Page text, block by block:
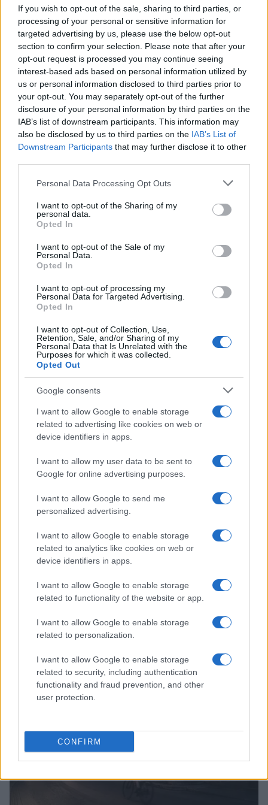
If you wish to opt-out of the sale, sharing to third parties, or
processing of your personal or sensitive information for
targeted advertising by us, please use the below opt-out
section to confirm your selection. Please note that after your
opt-out request is processed you may continue seeing
interest-based ads based on personal information utilized by
us or personal information disclosed to third parties prior to
your opt-out. You may separately opt-out of the further
disclosure of your personal information by third parties on the
IAB’s list of downstream participants. This information may
also be disclosed by us to third parties on the IAB’s List of
Downstream Participants that may further disclose it to other
Please note that this website/app uses one or more Google
not limited to your visit or usage behaviour. You may click to
grant or deny consent to Google and its third-party tags to
use your data for below specified purposes in below Google
consent section.
Personal Data Processing Opt Outs
I want to opt-out of the Sharing of my
personal data.
Opted In
I want to opt-out of the Sale of my
Personal Data.
Opted In
I want to opt-out of processing my
Personal Data for Targeted Advertising.
Opted In
I want to opt-out of Collection, Use,
Retention, Sale, and/or Sharing of my
Personal Data that Is Unrelated with the
Purposes for which it was collected.
Opted Out
Google consents
I want to allow Google to enable storage
related to advertising like cookies on web or
device identifiers in apps.
I want to allow my user data to be sent to
Google for online advertising purposes.
I want to allow Google to send me
personalized advertising.
I want to allow Google to enable storage
related to analytics like cookies on web or
device identifiers in apps.
I want to allow Google to enable storage
related to functionality of the website or app.
I want to allow Google to enable storage
related to personalization.
I want to allow Google to enable storage
related to security, including authentication
functionality and fraud prevention, and other
user protection.
CONFIRM
metriche può fare la differenza tra un successo e
un fallimento al box office. È fondamentale che i
marketer stiano attenti a ogni dettaglio,
analizzando i dati per capire cosa funziona e cosa
può essere migliorato.
In conclusione, Superman (2025) non è solo un
film, ma un evento che ha il potere di riunire le
persone. Con un messaggio di speranza e una
narrativa coinvolgente, James Gunn ha saputo
passato mentre si proietta verso il futuro. Questo
equilibrio tra tradizione e innovazione è ciò che
rende il film un successo, capace di attrarre e
vivere questa nuova avventura al cinema?
AUTORE
Continua a leggere
NERD NEWS